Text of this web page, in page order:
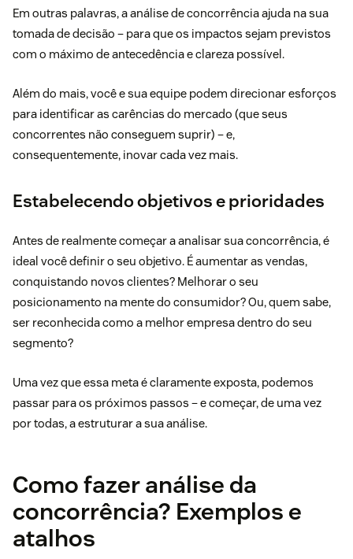
Em outras palavras, a análise de concorrência ajuda na sua
tomada de decisão – para que os impactos sejam previstos
com o máximo de antecedência e clareza possível.
Além do mais, você e sua equipe podem direcionar esforços
para identificar as carências do mercado (que seus
concorrentes não conseguem suprir) – e,
consequentemente, inovar cada vez mais.
Estabelecendo objetivos e prioridades
Antes de realmente começar a analisar sua concorrência, é
ideal você definir o seu objetivo. É aumentar as vendas,
conquistando novos clientes? Melhorar o seu
posicionamento na mente do consumidor? Ou, quem sabe,
ser reconhecida como a melhor empresa dentro do seu
segmento?
Uma vez que essa meta é claramente exposta, podemos
passar para os próximos passos – e começar, de uma vez
por todas, a estruturar a sua análise.
Como fazer análise da
concorrência? Exemplos e
atalhos